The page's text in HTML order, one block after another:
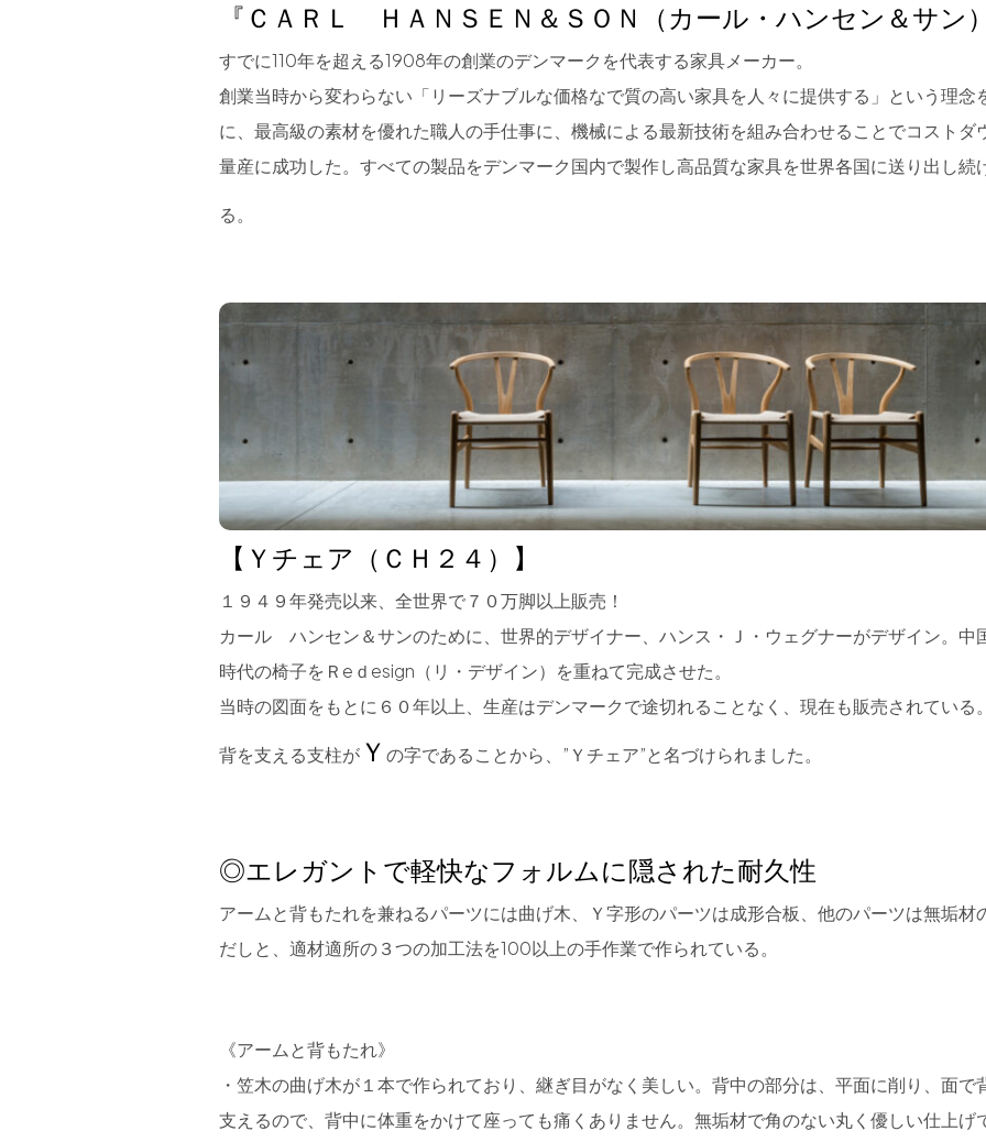
『ＣＡＲＬ ＨＡＮＳＥＮ＆ＳＯＮ（カール・ハンセン＆サン）
すでに110年を超える1908年の創業のデンマークを代表する家具メーカー。
創業当時から変わらない「リーズナブルな価格なで質の高い家具を人々に提供する」という理念
に、最高級の素材を優れた職人の手仕事に、機械による最新技術を組み合わせることでコストダ
量産に成功した。すべての製品をデンマーク国内で製作し高品質な家具を世界各国に送り出し続
る。
【Ｙチェア（ＣＨ２４）】
１９４９年発売以来、全世界で７０万脚以上販売！
カール ハンセン＆サンのために、世界的デザイナー、ハンス・Ｊ・ウェグナーがデザイン。中
時代の椅子をＲeｄesign（リ・デザイン）を重ねて完成させた。
当時の図面をもとに６０年以上、生産はデンマークで途切れることなく、現在も販売されている。
背を支える支柱が Ｙの字であることから、”Ｙチェア”と名づけられました。
◎エレガントで軽快なフォルムに隠された耐久性
アームと背もたれを兼ねるパーツには曲げ木、Ｙ字形のパーツは成形合板、他のパーツは無垢材
だしと、適材適所の３つの加工法を100以上の手作業で作られている。
《アームと背もたれ》
・笠木の曲げ木が１本で作られており、継ぎ目がなく美しい。背中の部分は、平面に削り、面で
支えるので、背中に体重をかけて座っても痛くありません。無垢材で角のない丸く優しい仕上げ